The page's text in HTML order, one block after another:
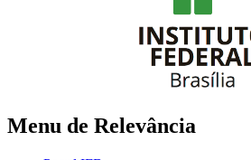
Menu de Relevância